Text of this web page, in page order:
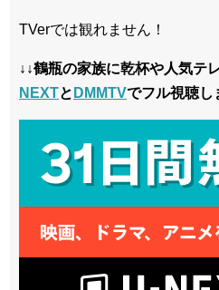
TVerでは観れません！
↓↓鶴瓶の家族に乾杯や人気テ
NEXTと DMMTVでフル視聴し